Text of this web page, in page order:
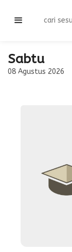
Sabtu
08 Agustus 2026